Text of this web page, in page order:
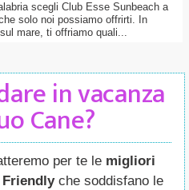
scegli Club Esse Sunbeach a
solo noi possiamo offrirti. In
mare, ti offriamo quali...
in vacanza
Cane?
per te le migliori
che soddisfano le